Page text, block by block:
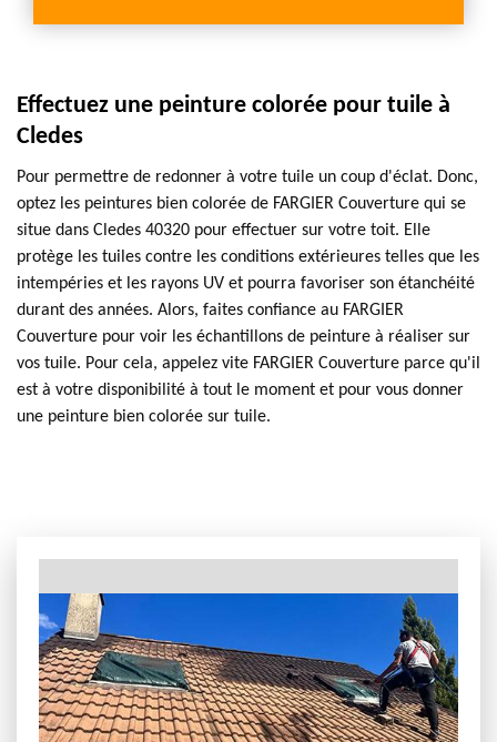
Effectuez une peinture colorée pour tuile à
Cledes
Pour permettre de redonner à votre tuile un coup d'éclat. Donc,
optez les peintures bien colorée de FARGIER Couverture qui se
situe dans Cledes 40320 pour effectuer sur votre toit. Elle
protège les tuiles contre les conditions extérieures telles que les
intempéries et les rayons UV et pourra favoriser son étanchéité
durant des années. Alors, faites confiance au FARGIER
Couverture pour voir les échantillons de peinture à réaliser sur
vos tuile. Pour cela, appelez vite FARGIER Couverture parce qu'il
est à votre disponibilité à tout le moment et pour vous donner
une peinture bien colorée sur tuile.